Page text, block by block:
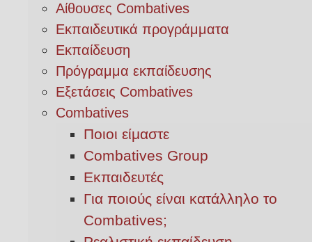
Αίθουσες Combatives
Εκπαιδευτικά προγράμματα
Εκπαίδευση
Πρόγραμμα εκπαίδευσης
Εξετάσεις Combatives
Combatives
Ποιοι είμαστε
Combatives Group
Εκπαιδευτές
Για ποιούς είναι κατάλληλο το
Combatives;